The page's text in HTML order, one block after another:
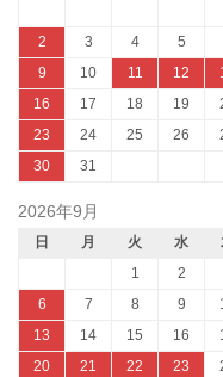
2
3 4 5
9
10 11 12
16
17 18 19
23
24 25 26
30
31
2026年9月
日 月 火 水
1
2
6
7 8 9
13
14 15 16
20
21 22 23